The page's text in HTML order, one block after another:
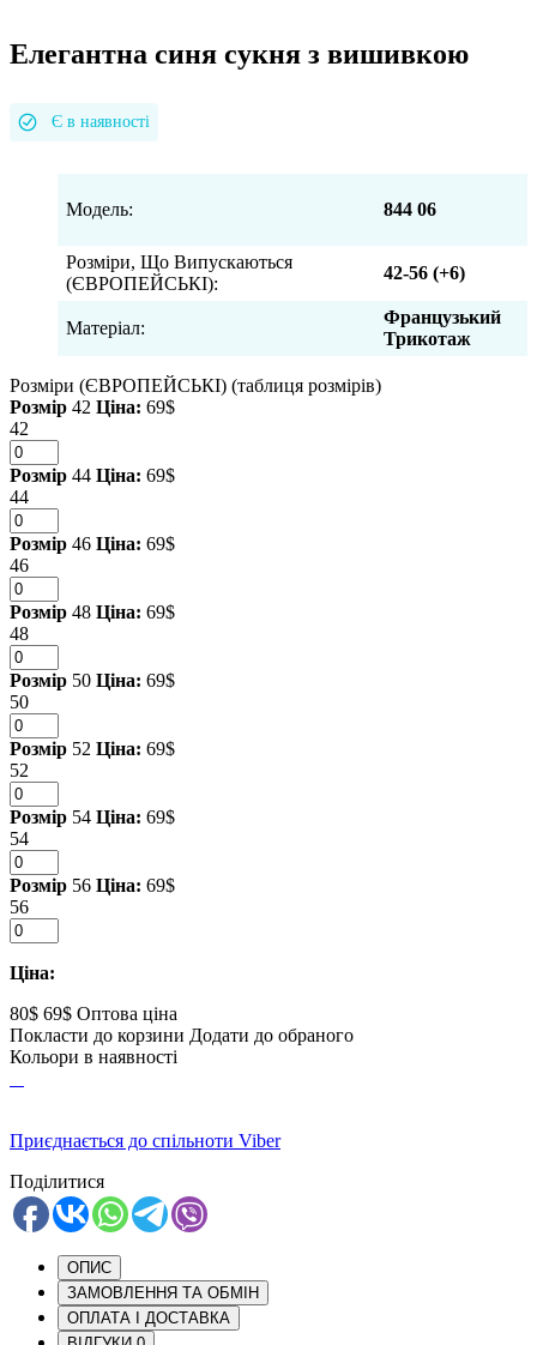
Елегантна синя сукня з вишивкою
Є в наявності
Модель: 844 06
Розміри, Що Випускаються
(ЄВРОПЕЙСЬКІ):
42-56 (+6)
Матеріал:
Французький
Трикотаж
Розміри (ЄВРОПЕЙСЬКІ) (таблиця розмірів)
Розмір 42 Ціна: 69$
42
Розмір 44 Ціна: 69$
44
Розмір 46 Ціна: 69$
46
Розмір 48 Ціна: 69$
48
Розмір 50 Ціна: 69$
50
Розмір 52 Ціна: 69$
52
Розмір 54 Ціна: 69$
54
Розмір 56 Ціна: 69$
56
Ціна:
80$ 69$ Оптова ціна
Покласти до корзини Додати до обраного
Кольори в наявності
Приєднається до спільноти Viber
Поділитися
ОПИС
ЗАМОВЛЕННЯ ТА ОБМІН
ОПЛАТА І ДОСТАВКА